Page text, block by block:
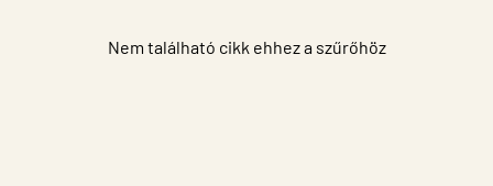
Nem található cikk ehhez a szűrőhöz